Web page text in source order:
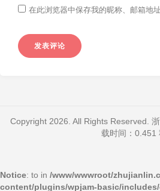
在此浏览器中保存我的昵称、邮箱地址
Copyright 2026. All Rights Reserved.
载时间：0.451
Notice: to in /www/wwwroot/
content/plugins/wpjam-basic/